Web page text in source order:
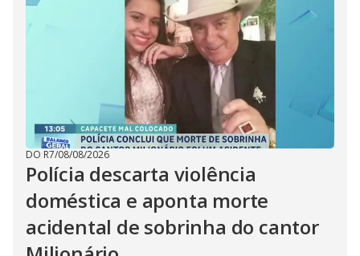
DO R7/08/08/2026
Polícia descarta violência
doméstica e aponta morte
acidental de sobrinha do cantor